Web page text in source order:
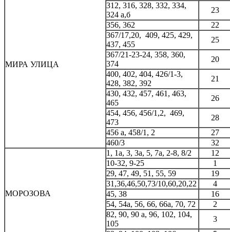
МИРА УЛИЦА
312, 316, 328, 332, 334,
324 а,б
23
356, 362
22
367/17,20, 409, 425, 429,
437, 455
25
367/21-23-24, 358, 360,
374
20
400, 402, 404, 426/1-3,
428, 382, 392
21
430, 432, 457, 461, 463,
465
26
454, 456, 456/1,2, 469,
473
28
456 а, 458/1, 2
27
460/3
32
МОРОЗОВА
1, 1а, 3, 3а, 5, 7а, 2-8, 8/2
12
10-32, 9-25
1
29, 47, 49, 51, 55, 59
19
31,36,46,50,73/10,60,20,22
4
45, 38
16
54, 54а, 56, 66, 66а, 70, 72
2
82, 90, 90 а, 96, 102, 104,
105
3